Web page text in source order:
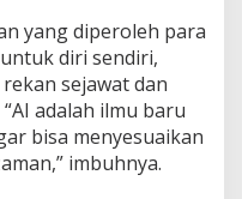
yang diperoleh para
diri sendiri,
sejawat dan
adalah ilmu baru
bisa menyesuaikan
imbuhnya.